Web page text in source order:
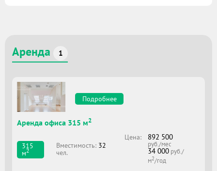
Аренда 1
Подробнее
Аренда офиса 315 м2
315
м2
Вместимоcть: 32
чел.
Цена: 892 500
руб./мес
34 000 руб./
м2/год